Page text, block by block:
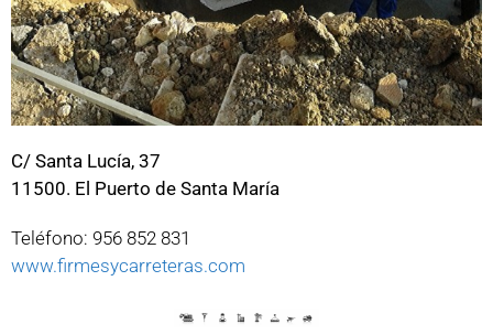
C/ Santa Lucía, 37
11500. El Puerto de Santa María
Teléfono: 956 852 831
www.firmesycarreteras.com